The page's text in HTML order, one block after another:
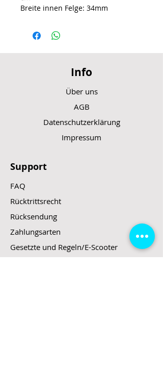
Breite innen Felge: 34mm
Info
Über uns
AGB
Datenschutzerklärung
Impressum
Support
FAQ
Rücktrittsrecht
Rücksendung
Zahlungsarten
Gesetzte und Regeln/E-Scooter